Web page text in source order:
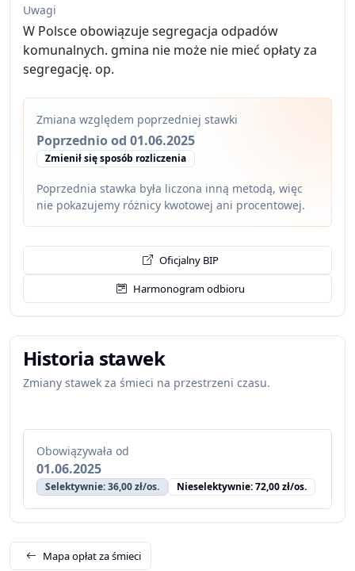
Uwagi
W Polsce obowiązuje segregacja odpadów
komunalnych. gmina nie może nie mieć opłaty za
segregację. op.
Zmiana względem poprzedniej stawki
Poprzednio od 01.06.2025
Zmienił się sposób rozliczenia
Poprzednia stawka była liczona inną metodą, więc
nie pokazujemy różnicy kwotowej ani procentowej.
Oficjalny BIP
Harmonogram odbioru
Historia stawek
Zmiany stawek za śmieci na przestrzeni czasu.
Obowiązywała od
01.06.2025
Selektywnie: 36,00 zł/os. Nieselektywnie: 72,00 zł/os.
Mapa opłat za śmieci